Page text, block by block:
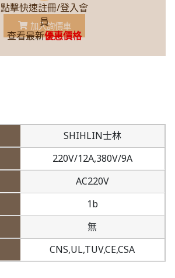
點擊快速註冊/登入會
員
查看最新優惠價格
加入詢價車
SHIHLIN士林
220V/12A,380V/9A
AC220V
1b
無
CNS,UL,TUV,CE,CSA